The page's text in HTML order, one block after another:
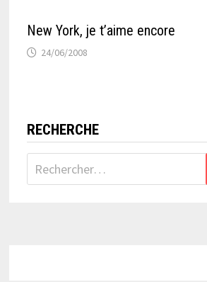
New York, je t’aime encore
24/06/2008
RECHERCHE
Rechercher :